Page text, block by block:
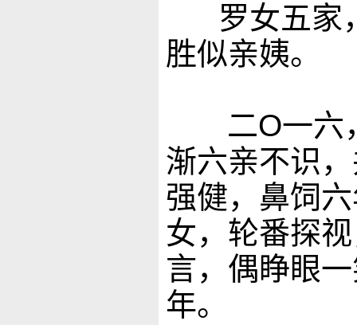
罗女五家，
胜似亲姨。
二O一六
渐六亲不识
强健，鼻饲
女，轮番探
言，偶睁眼
年。